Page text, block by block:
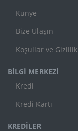
Künye
Bize Ulaşın
Koşullar ve Gizlilik
BİLGİ MERKEZİ
Kredi
Kredi Kartı
KREDİLER